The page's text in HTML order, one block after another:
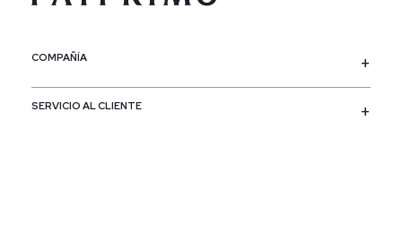
COMPAÑÍA
SERVICIO AL CLIENTE